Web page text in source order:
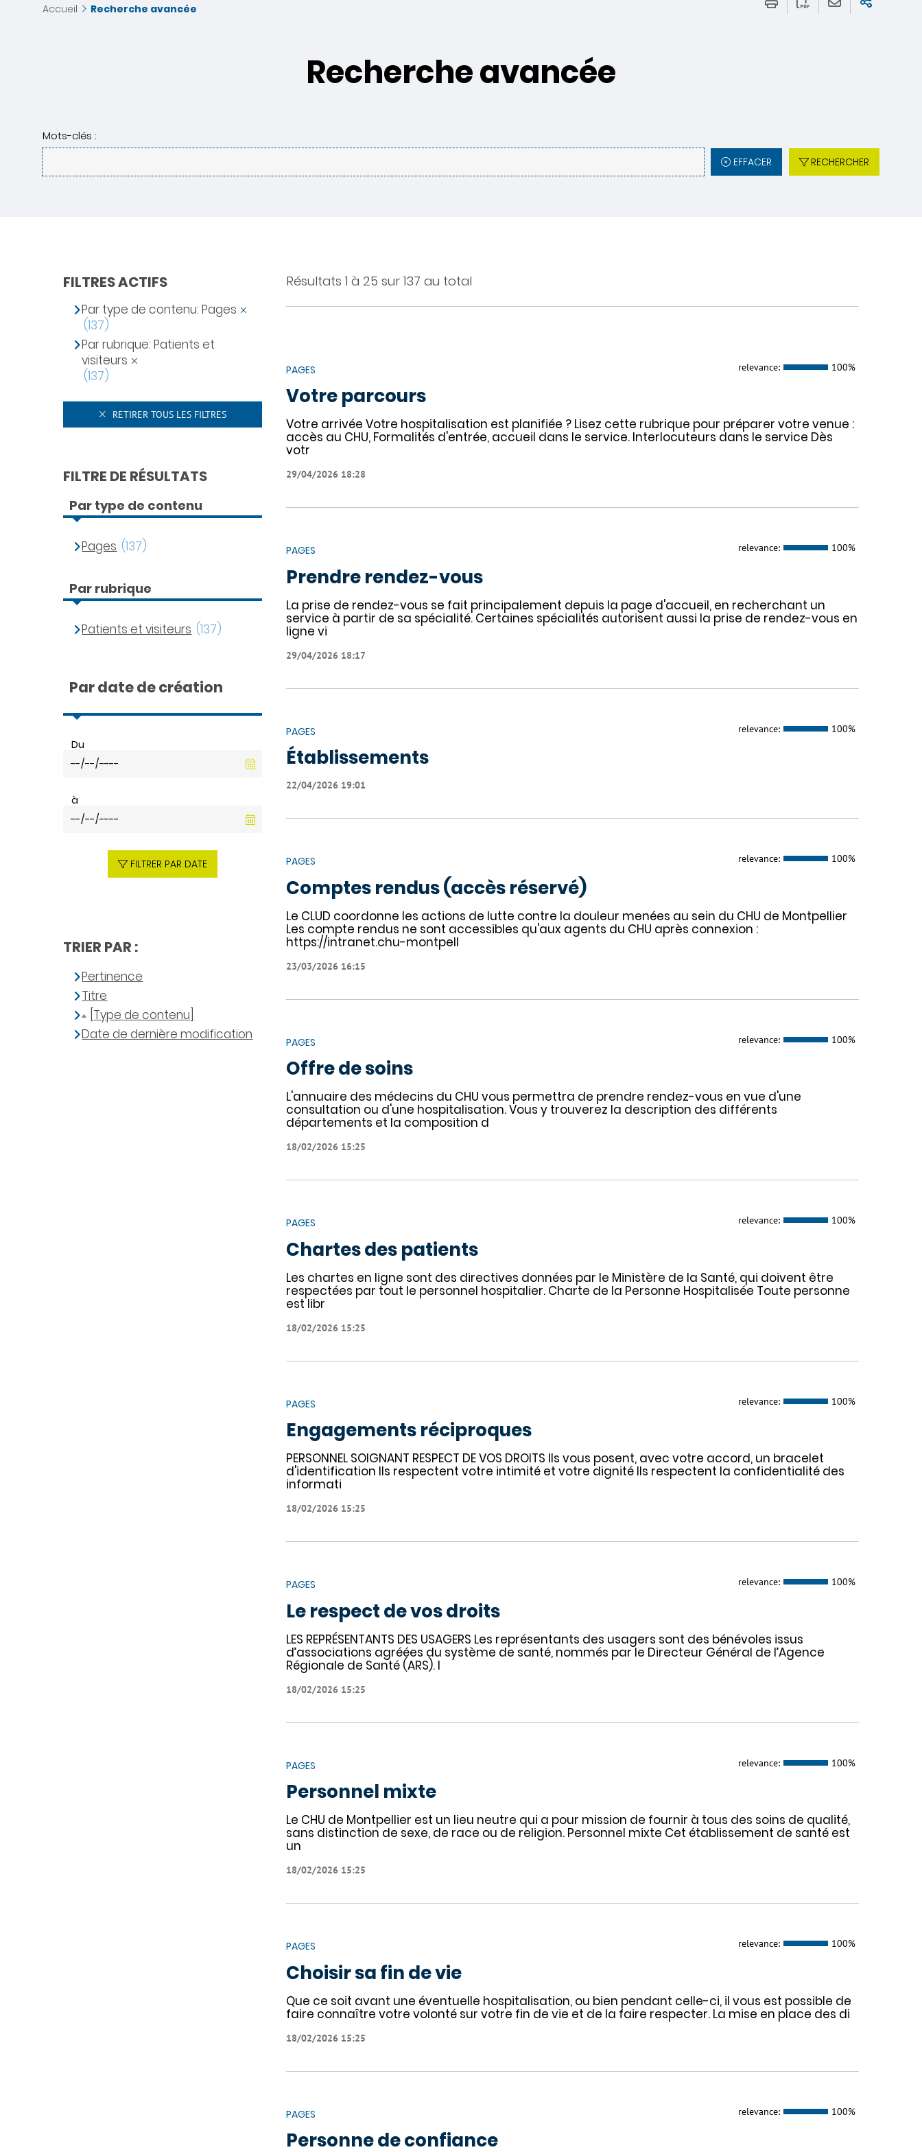
Accueil Recherche avancée
Recherche avancée
Mots-clés :
EFFACER RECHERCHER
Résultats 1 à 25 sur 137 au total
PAGES relevance: 100%
Votre parcours
Votre arrivée Votre hospitalisation est planifiée ? Lisez cette rubrique pour préparer votre venue :
accès au CHU, Formalités d'entrée, accueil dans le service. Interlocuteurs dans le service Dès
votr
29/04/2026 18:28
PAGES relevance: 100%
Prendre rendez-vous
La prise de rendez-vous se fait principalement depuis la page d'accueil, en recherchant un
service à partir de sa spécialité. Certaines spécialités autorisent aussi la prise de rendez-vous en
ligne vi
29/04/2026 18:17
PAGES relevance: 100%
Établissements
22/04/2026 19:01
PAGES relevance: 100%
Comptes rendus (accès réservé)
Le CLUD coordonne les actions de lutte contre la douleur menées au sein du CHU de Montpellier
Les compte rendus ne sont accessibles qu'aux agents du CHU après connexion :
https://intranet.chu-montpell
23/03/2026 16:15
PAGES relevance: 100%
Offre de soins
L'annuaire des médecins du CHU vous permettra de prendre rendez-vous en vue d'une
consultation ou d'une hospitalisation. Vous y trouverez la description des différents
départements et la composition d
18/02/2026 15:25
PAGES relevance: 100%
Chartes des patients
Les chartes en ligne sont des directives données par le Ministère de la Santé, qui doivent être
respectées par tout le personnel hospitalier. Charte de la Personne Hospitalisée Toute personne
est libr
18/02/2026 15:25
PAGES relevance: 100%
Engagements réciproques
PERSONNEL SOIGNANT RESPECT DE VOS DROITS Ils vous posent, avec votre accord, un bracelet
d'identification Ils respectent votre intimité et votre dignité Ils respectent la confidentialité des
informati
18/02/2026 15:25
PAGES relevance: 100%
Le respect de vos droits
LES REPRÉSENTANTS DES USAGERS Les représentants des usagers sont des bénévoles issus
d’associations agréées du système de santé, nommés par le Directeur Général de l’Agence
Régionale de Santé (ARS). I
18/02/2026 15:25
PAGES relevance: 100%
Personnel mixte
Le CHU de Montpellier est un lieu neutre qui a pour mission de fournir à tous des soins de qualité,
sans distinction de sexe, de race ou de religion. Personnel mixte Cet établissement de santé est
un
18/02/2026 15:25
PAGES relevance: 100%
Choisir sa fin de vie
Que ce soit avant une éventuelle hospitalisation, ou bien pendant celle-ci, il vous est possible de
faire connaître votre volonté sur votre fin de vie et de la faire respecter. La mise en place des di
18/02/2026 15:25
PAGES relevance: 100%
Personne de confiance
FILTRES ACTIFS
Par type de contenu: Pages
(137)
Par rubrique: Patients et
visiteurs
(137)
RETIRER TOUS LES FILTRES
FILTRE DE RÉSULTATS
Par type de contenu
Pages (137)
Par rubrique
Patients et visiteurs (137)
Par date de création
Du
à
FILTRER PAR DATE
TRIER PAR :
Pertinence
Titre
[Type de contenu]
Date de dernière modification